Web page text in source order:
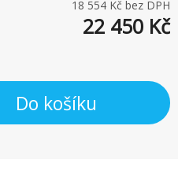
18 554 Kč bez DPH
22 450 Kč
Do košíku